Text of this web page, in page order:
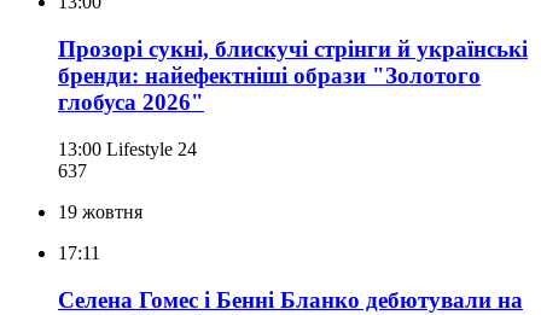
Прозорі сукні, блискучі стрінги й українські
бренди: найефектніші образи "Золотого
глобуса 2026"
13:00 Lifestyle 24
637
19 жовтня
17:11
Селена Гомес і Бенні Бланко дебютували на